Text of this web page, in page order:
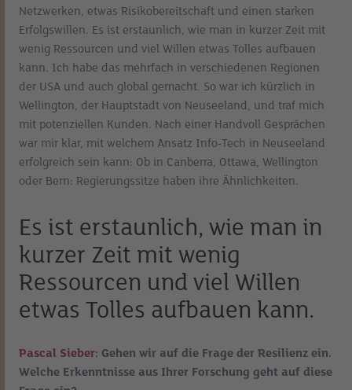
Netzwerken, etwas Risikobereitschaft und einen starken
Erfolgswillen. Es ist erstaunlich, wie man in kurzer Zeit mit
wenig Ressourcen und viel Willen etwas Tolles aufbauen
kann. Ich habe das mehrfach in verschiedenen Regionen
der USA und auch global gemacht. So war ich kürzlich in
Wellington, der Hauptstadt von Neuseeland, und traf mich
mit potenziellen Kunden. Nach einer Handvoll Gesprächen
war mir klar, mit welchem Ansatz Info-Tech in Neuseeland
erfolgreich sein kann: Ob in Canberra, Ottawa, Wellington
oder Bern: Regierungssitze haben ihre Ähnlichkeiten.
Es ist erstaunlich, wie man in
kurzer Zeit mit wenig
Ressourcen und viel Willen
etwas Tolles aufbauen kann.
Pascal Sieber: Gehen wir auf die Frage der Resilienz ein.
Welche Erkenntnisse aus Ihrer Forschung geht auf diese